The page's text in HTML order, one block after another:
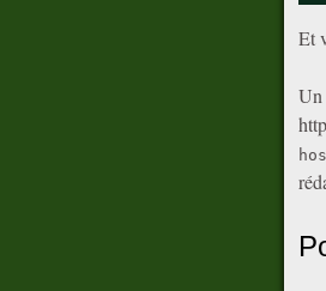
Et
Un